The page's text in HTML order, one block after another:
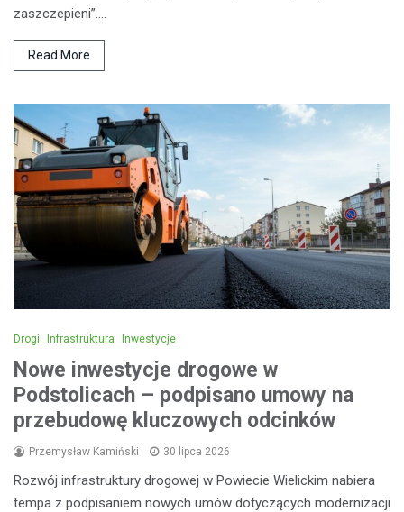
zaszczepieni”.…
Read More
Drogi Infrastruktura Inwestycje
Nowe inwestycje drogowe w
Podstolicach – podpisano umowy na
przebudowę kluczowych odcinków
Przemysław Kamiński 30 lipca 2026
Rozwój infrastruktury drogowej w Powiecie Wielickim nabiera
tempa z podpisaniem nowych umów dotyczących modernizacji